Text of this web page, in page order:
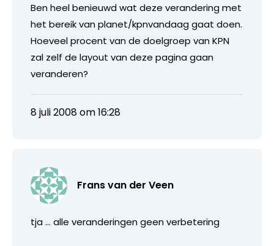
Ben heel benieuwd wat deze verandering met
het bereik van planet/kpnvandaag gaat doen.
Hoeveel procent van de doelgroep van KPN
zal zelf de layout van deze pagina gaan
veranderen?
8 juli 2008 om 16:28
Frans van der Veen
tja … alle veranderingen geen verbetering